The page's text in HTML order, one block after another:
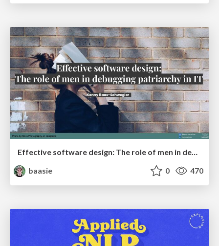
Effective software design: The role of men in debugging patriarchy in IT @ Voxxed Days AMS
baasie
0 470